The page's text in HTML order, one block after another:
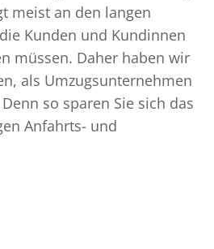
meist an den langen
Kunden und Kundinnen
müssen. Daher haben wir
als Umzugsunternehmen
so sparen Sie sich das
Anfahrts- und